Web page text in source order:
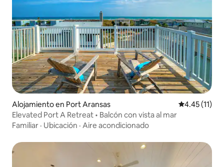
Alojamiento en Port Aransas Calificación
4.45 (11)
Elevated Port A Retreat • Balcón con vista al mar
Familiar · Ubicación · Aire acondicionado